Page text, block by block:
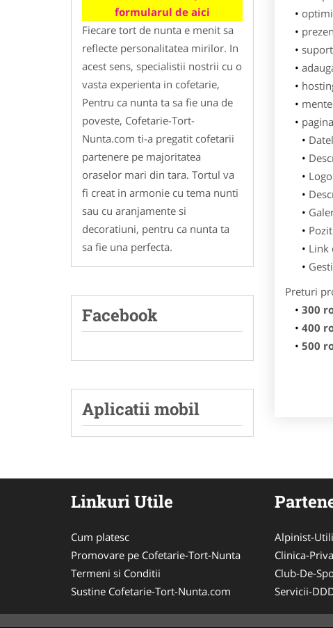
formularul de aici
Fiecare tort de nunta e menit sa
reflecte personalitatea mirilor. In
acest sens, specialistii nostrii cu o
vasta experienta in cofetarie,
Pentru ca nunta ta sa fie una de
poveste, Cofetarie-Tort-
Nunta.com ti-a pregatit cofetarii
partenere pe majoritatea
oraselor mari din tara. Tortul va
fi creat in armonie cu tema nunti
sau cu aranjamente si
decoratiuni, pentru ca nunta ta
sa fie una perfecta.
Facebook
Aplicatii mobil
Link
Preturi
300
400
500
Linkuri Utile
Cum platesc
Promovare pe Cofetarie-Tort-Nunta
Termeni si Conditii
Sustine Cofetarie-Tort-Nunta.com
Alpinist-
Clinica-
Club-De-
Servicii-